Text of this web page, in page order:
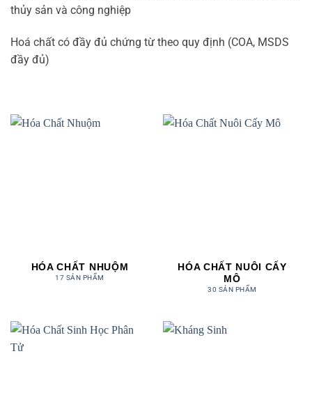
thủy sản và công nghiệp
Hoá chất có đầy đủ chứng từ theo quy định (COA, MSDS
đầy đủ)
HÓA CHẤT NHUỘM
17 SẢN PHẨM
HÓA CHẤT NUÔI CẤY
MÔ
30 SẢN PHẨM